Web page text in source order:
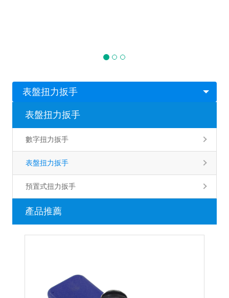
表盤扭力扳手
表盤扭力扳手
數字扭力扳手
表盤扭力扳手
預置式扭力扳手
產品推薦